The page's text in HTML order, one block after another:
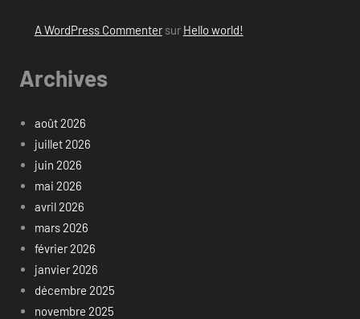
A WordPress Commentersur Hello world!
Archives
août 2026
juillet 2026
juin 2026
mai 2026
avril 2026
mars 2026
février 2026
janvier 2026
décembre 2025
novembre 2025